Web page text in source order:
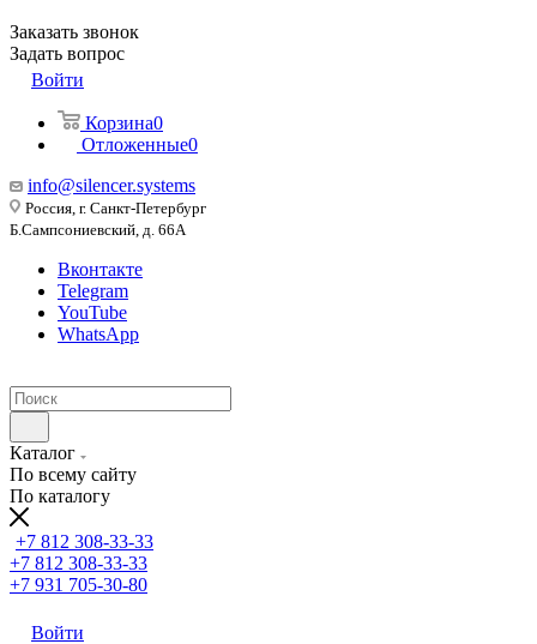
Заказать звонок
Задать вопрос
Войти
Корзина0
Отложенные0
info@silencer.systems
Россия, г. Санкт-Петербург
Б.Сампсониевский, д. 66А
Вконтакте
Telegram
YouTube
WhatsApp
Каталог
По всему сайту
По каталогу
+7 812 308-33-33
+7 812 308-33-33
+7 931 705-30-80
Войти